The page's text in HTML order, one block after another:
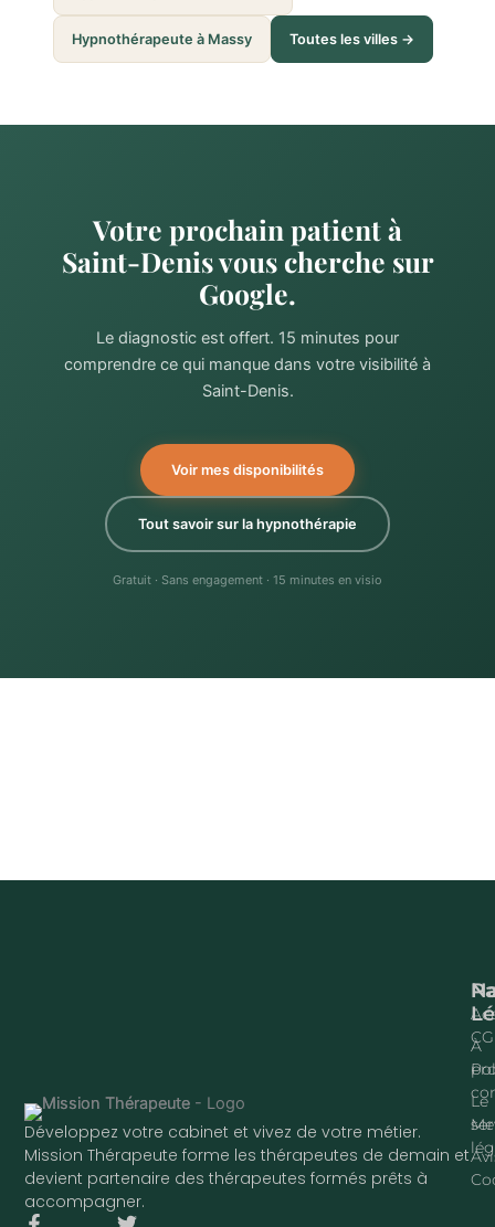
Hypnothérapeute à Massy Toutes les villes →
Votre prochain patient à
Saint-Denis vous cherche sur
Google.
Le diagnostic est offert. 15 minutes pour
comprendre ce qui manque dans votre visibilité à
Saint-Denis.
Voir mes disponibilités
Tout savoir sur la hypnothérapie
Gratuit · Sans engagement · 15 minutes en visio
Développez votre cabinet et vivez de votre métier.
Mission Thérapeute forme les thérapeutes de demain et
devient partenaire des thérapeutes formés prêts à
accompagner.
À
Le